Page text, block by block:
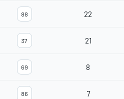
88 22
37 21
69 8
86 7